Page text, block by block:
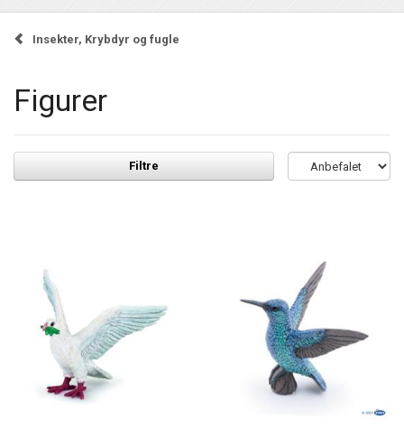
Insekter, Krybdyr og fugle
Figurer
Filtre